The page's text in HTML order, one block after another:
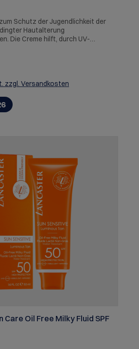
Schutz der Jugendlichkeit der
Hautalterung
Die Creme hilft, durch UV-
Pigmentflecken oder Falten
Alle Hauttypen
SICOS et Cie,Avenue Henri
Caudry,FRWarnhinweise:
zzgl. Versandkosten
Care Oil Free Milky Fluid SPF